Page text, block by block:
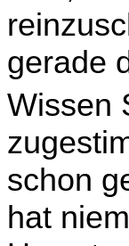
gerade
Wissen
schon
hat